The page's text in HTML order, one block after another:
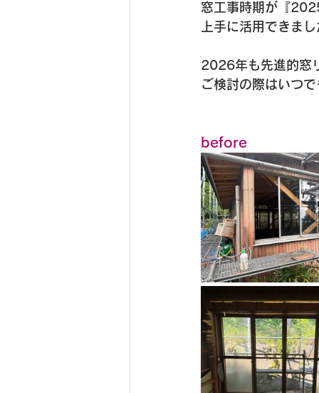
窓工事時期が『
上手に活用できま
2026年も先進的窓
ご検討の際はいつ
before